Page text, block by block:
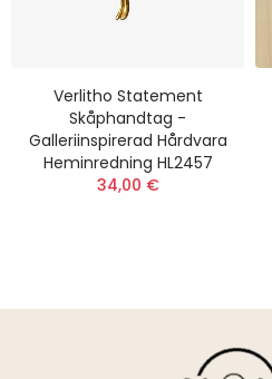
Verlitho Statement
Skåphandtag -
Galleriinspirerad Hårdvara
Heminredning HL2457
34,00 €